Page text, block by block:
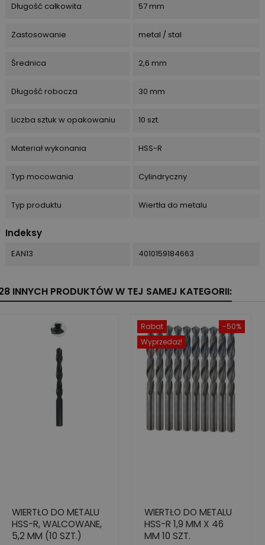
Długość całkowita 57 mm
Zastosowanie metal / stal
Średnica 2,6 mm
Długość robocza 30 mm
Liczba sztuk w opakowaniu 10 szt.
Materiał wykonania HSS-R
Typ mocowania Cylindryczny
Typ produktu Wiertła do metalu
Indeksy
EAN13 4010159184663
INNYCH PRODUKTÓW W TEJ SAMEJ KATEGORII:
WIERTŁO DO METALU
HSS-R, WALCOWANE,
5,2 MM (10 SZT.)
-50%
Rabat
Wyprzedaż!
WIERTŁO DO METALU
HSS-R 1,9 MM X 46
MM 10 SZT.